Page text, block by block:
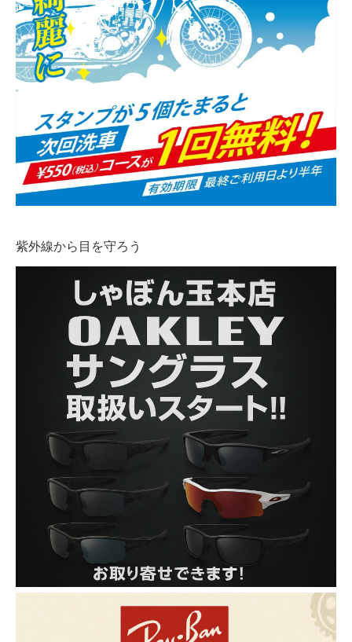
紫外線から目を守ろう